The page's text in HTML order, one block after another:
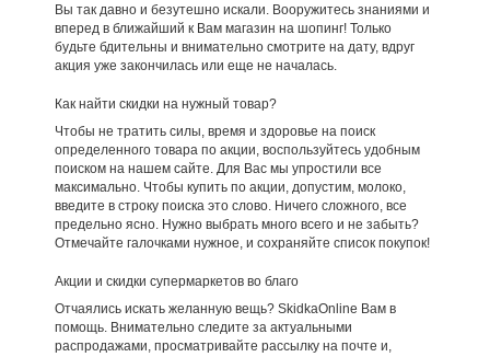
Вы так давно и безутешно искали. Вооружитесь знаниями и
вперед в ближайший к Вам магазин на шопинг! Только
будьте бдительны и внимательно смотрите на дату, вдруг
акция уже закончилась или еще не началась.
Как найти скидки на нужный товар?
Чтобы не тратить силы, время и здоровье на поиск
определенного товара по акции, воспользуйтесь удобным
поиском на нашем сайте. Для Вас мы упростили все
максимально. Чтобы купить по акции, допустим, молоко,
введите в строку поиска это слово. Ничего сложного, все
предельно ясно. Нужно выбрать много всего и не забыть?
Отмечайте галочками нужное, и сохраняйте список покупок!
Акции и скидки супермаркетов во благо
Отчаялись искать желанную вещь? SkidkaOnline Вам в
помощь. Внимательно следите за актуальными
распродажами, просматривайте рассылку на почте и,